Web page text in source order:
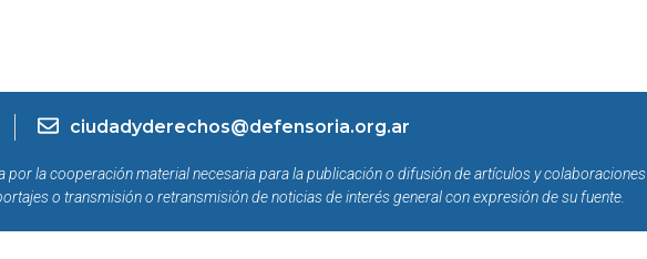
ciudadyderechos@defensoria.org.ar
por la cooperación material necesaria para la publicación o difusión de artículos y colaboraciones
o transmisión o retransmisión de noticias de interés general con expresión de su fuente.